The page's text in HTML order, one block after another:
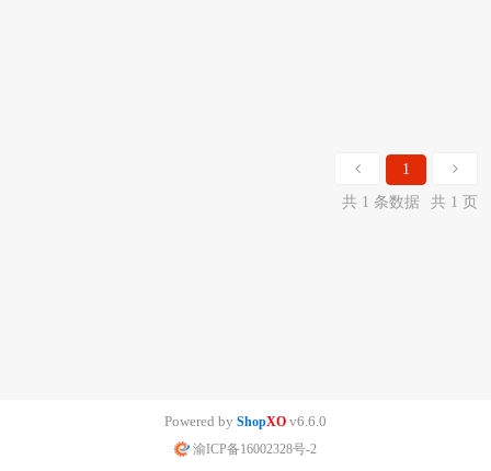
1
共 1 条数据
共 1 页
Powered by ShopXO v6.6.0
渝ICP备16002328号-2